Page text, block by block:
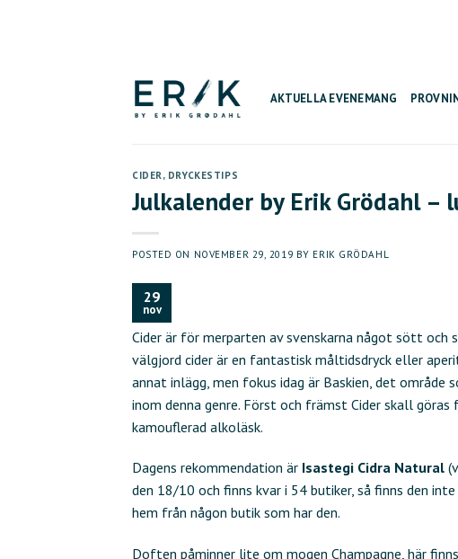
AKTUELLA EVENEMANG
CIDER, DRYCKESTIPS
Julkalender by Erik Grödahl –
POSTED ON NOVEMBER 29, 2019 BY ERIK GRÖDAHL
29
nov
Cider är för merparten av svenskarna något sött
välgjord cider är en fantastisk måltidsdryck eller
annat inlägg, men fokus idag är Baskien, det område
inom denna genre. Först och främst Cider skall
kamouflerad alkoläsk.
Dagens rekommendation är Isastegi Cidra Natural
den 18/10 och finns kvar i 54 butiker, så finns den
hem från någon butik som har den.
Doften påminner lite om mogen Champagne, här